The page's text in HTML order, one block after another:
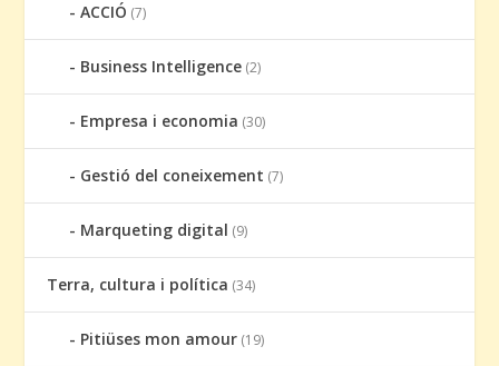
ACCIÓ (7)
Business Intelligence (2)
Empresa i economia (30)
Gestió del coneixement (7)
Marqueting digital (9)
Terra, cultura i política (34)
Pitiüses mon amour (19)